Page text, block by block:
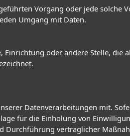
Vorgang oder jede solche
Umgang mit Daten.
oder andere Stelle, die
Datenverarbeitungen mit.
für die Einholung von
vertraglicher